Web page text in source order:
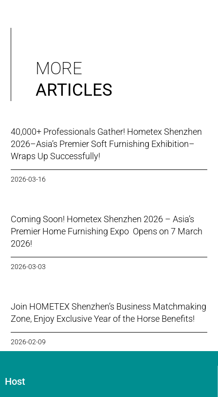
MORE
ARTICLES
40,000+ Professionals Gather! Hometex Shenzhen
2026–Asia’s Premier Soft Furnishing Exhibition–
Wraps Up Successfully!
2026-03-16
Coming Soon! Hometex Shenzhen 2026 – Asia’s
Premier Home Furnishing Expo Opens on 7 March
2026!
2026-03-03
Join HOMETEX Shenzhen’s Business Matchmaking
Zone, Enjoy Exclusive Year of the Horse Benefits!
2026-02-09
Host